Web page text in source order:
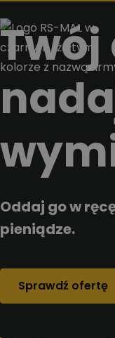
Oddaj go w
pieniądze.
Sprawdź ofertę